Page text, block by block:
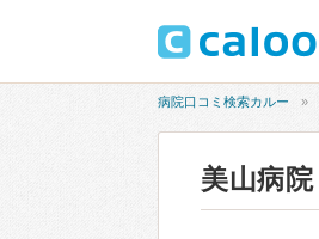
病院口コミ検索カルー
美山病院